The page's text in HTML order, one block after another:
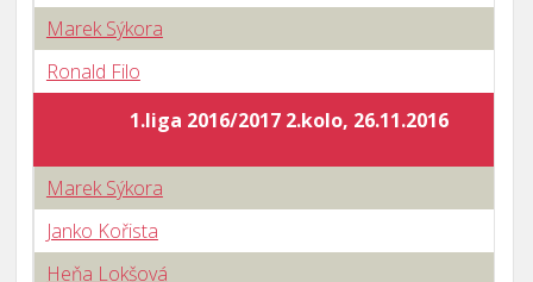
Marek Sýkora
Ronald Filo
1.liga 2016/2017 2.kolo, 26.11.2016
Marek Sýkora
Janko Kořista
Heňa Lokšová